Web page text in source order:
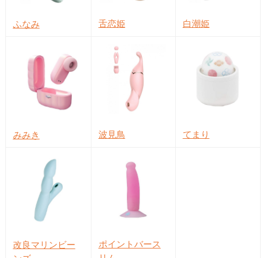
ふなみ 舌恋姫 白潮姫
みみき 波見鳥 てまり
改良マリンビー
ポイントバース